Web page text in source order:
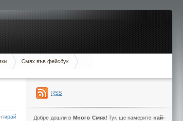
Смях във фейсбук
RSS
Добре дошли в Много Смях! Тук ще намерите най-